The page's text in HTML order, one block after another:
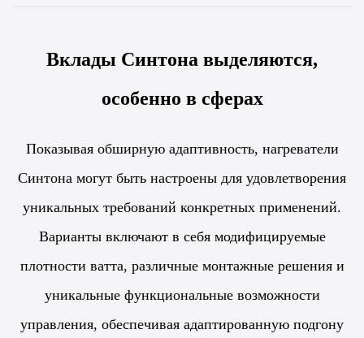
Вклады Синтона выделяются,
особенно в сферах
Показывая обширную адаптивность, нагреватели
Синтона могут быть настроены для удовлетворения
уникальных требований конкретных применений.
Варианты включают в себя модифицируемые
плотности ватта, различные монтажные решения и
уникальные функциональные возможности
управления, обеспечивая адаптированную подгону